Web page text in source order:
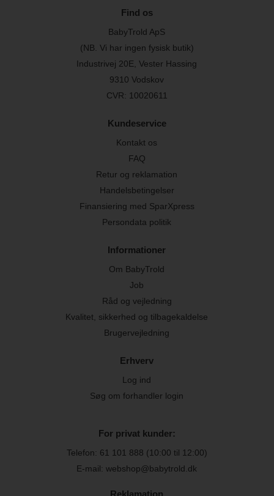
Find os
BabyTrold ApS
(NB. Vi har ingen fysisk butik)
Industrivej 20E, Vester Hassing
9310 Vodskov
CVR: 10020611
Kundeservice
Kontakt os
FAQ
Retur og reklamation
Handelsbetingelser
Finansiering med SparXpress
Persondata politik
Informationer
Om BabyTrold
Job
Råd og vejledning
Kvalitet, sikkerhed og tilbagekaldelse
Brugervejledning
Erhverv
Log ind
Søg om forhandler login
For privat kunder:
Telefon: 61 101 888 (10:00 til 12:00)
E-mail: webshop@babytrold.dk